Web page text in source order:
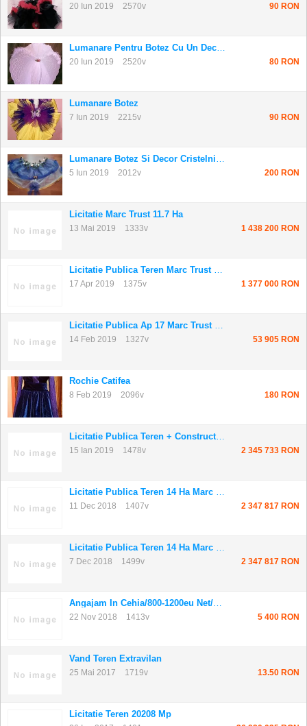
20 Iun 2019 2570v 90 RON
20 Iun 2019 2520v 80 RON
Lumanare Botez
7 Iun 2019 2215v 90 RON
5 Iun 2019 2012v 200 RON
Licitatie Marc Trust 11.7 Ha
13 Mai 2019 1333v 1 438 200 RON
17 Apr 2019 1375v 1 377 000 RON
14 Feb 2019 1327v 53 905 RON
Rochie Catifea
8 Feb 2019 2096v 180 RON
15 Ian 2019 1478v 2 345 733 RON
11 Dec 2018 1407v 2 347 817 RON
7 Dec 2018 1499v 2 347 817 RON
22 Nov 2018 1413v 5 400 RON
Vand Teren Extravilan
25 Mai 2017 1719v 13.50 RON
Licitatie Teren 20208 Mp